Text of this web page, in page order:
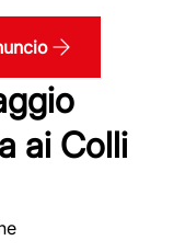
ai Colli